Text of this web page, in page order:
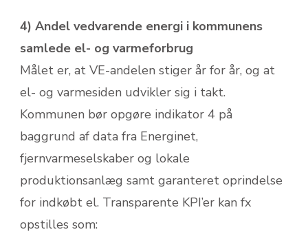
4) Andel vedvarende energi i kommunens
samlede el- og varmeforbrug
Målet er, at VE-andelen stiger år for år, og at
el- og varmesiden udvikler sig i takt.
Kommunen bør opgøre indikator 4 på
baggrund af data fra Energinet,
fjernvarmeselskaber og lokale
produktionsanlæg samt garanteret oprindelse
for indkøbt el. Transparente KPI’er kan fx
opstilles som: